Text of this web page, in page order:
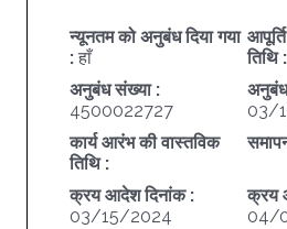
न्यूनतम को अनुबंध दिया गया
: हाँ
तिथि :
अनुबंध संख्या :
4500022727
03/
कार्य आरंभ की वास्तविक
तिथि :
क्रय आदेश दिनांक :
03/15/2024
क्रय
04/